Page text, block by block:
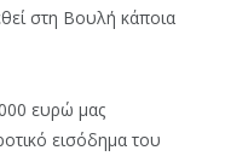
στη Βουλή κάποια
ευρώ μας
εισόδημα του